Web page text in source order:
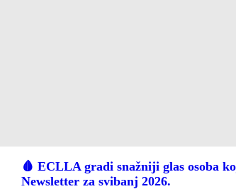
🩸 ECLLA gradi snažniji glas osoba
Newsletter za svibanj 2026.